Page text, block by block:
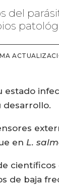
del
estado
desarrollo.
en L.
científicos
de baja